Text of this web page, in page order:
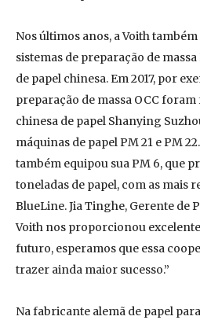
Nos últimos anos, a Voith
sistemas de preparação de
de papel chinesa. Em 2017, por
preparação de massa OCC
chinesa de papel Shanying
máquinas de papel PM 21 e PM
também equipou sua PM 6, que
toneladas de papel, com as mais
BlueLine. Jia Tinghe, Gerente de
Voith nos proporcionou
futuro, esperamos que essa
trazer ainda maior sucesso.”
Na fabricante alemã de papel